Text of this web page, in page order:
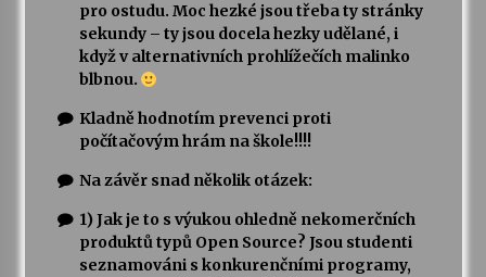
pro ostudu. Moc hezké jsou třeba ty stránky
sekundy – ty jsou docela hezky udělané, i
když v alternativních prohlížečích malinko
blbnou.
Kladně hodnotím prevenci proti
počítačovým hrám na škole!!!!
Na závěr snad několik otázek:
1) Jak je to s výukou ohledně nekomerčních
produktů typů Open Source? Jsou studenti
seznamováni s konkurenčními programy,